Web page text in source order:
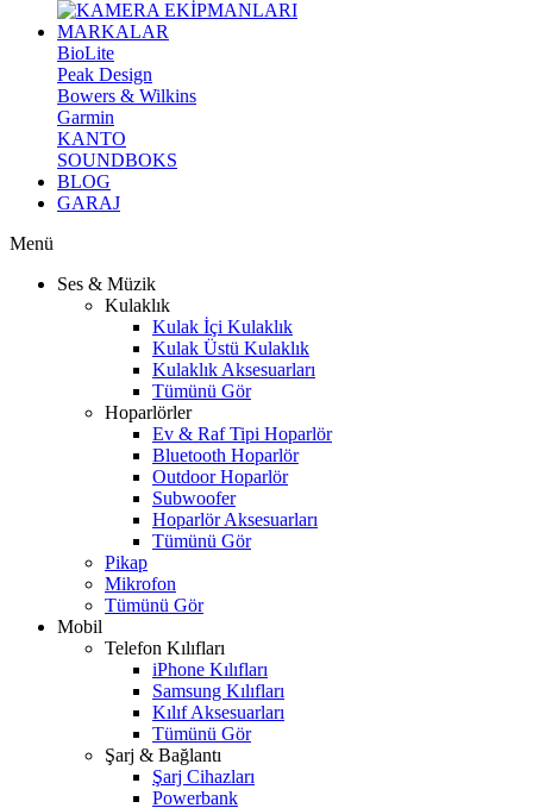
MARKALAR
BioLite
Peak Design
Bowers & Wilkins
Garmin
KANTO
SOUNDBOKS
BLOG
GARAJ
Menü
Ses & Müzik
Kulaklık
Kulak İçi Kulaklık
Kulak Üstü Kulaklık
Kulaklık Aksesuarları
Tümünü Gör
Hoparlörler
Ev & Raf Tipi Hoparlör
Bluetooth Hoparlör
Outdoor Hoparlör
Subwoofer
Hoparlör Aksesuarları
Tümünü Gör
Pikap
Mikrofon
Tümünü Gör
Mobil
Telefon Kılıfları
iPhone Kılıfları
Samsung Kılıfları
Kılıf Aksesuarları
Tümünü Gör
Şarj & Bağlantı
Şarj Cihazları
Powerbank